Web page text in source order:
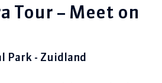
Tour – Meet on
Park - Zuidland